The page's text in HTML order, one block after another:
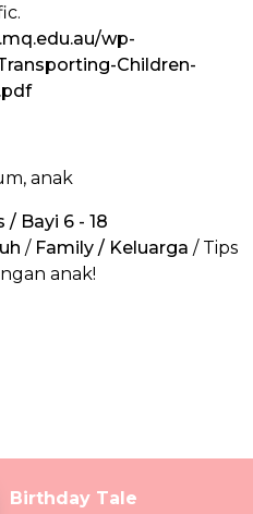
wp-
Children-
anak
Bayi 6 - 18
/ Family / Keluarga / Tips
anak!
Birthday Tale